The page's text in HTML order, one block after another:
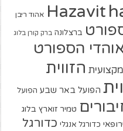
Hazavit אהוד ריבן
ברצלונה ברק קורן בלוג
הספורט
הזווית
הפועל באר שבע הפועל
טמיר זוארץ בלוג
כדורגל אנגלי כדורגל